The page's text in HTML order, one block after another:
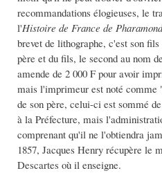
recommandations élogieuses, le
l'Histoire de France de
brevet de lithographe, c'est son
père et du fils, le second au nom
amende de 2 000 F pour avoir
mais l'imprimeur est noté comme
de son père, celui-ci est sommé
à la Préfecture, mais
comprenant qu'il ne l'obtiendra
1857, Jacques Henry récupère le
Descartes où il enseigne.